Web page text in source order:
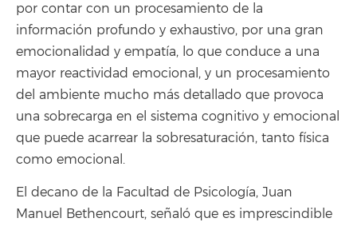
por contar con un procesamiento de la
información profundo y exhaustivo, por una gran
emocionalidad y empatía, lo que conduce a una
mayor reactividad emocional, y un procesamiento
del ambiente mucho más detallado que provoca
una sobrecarga en el sistema cognitivo y emocional
que puede acarrear la sobresaturación, tanto física
como emocional.
El decano de la Facultad de Psicología, Juan
Manuel Bethencourt, señaló que es imprescindible